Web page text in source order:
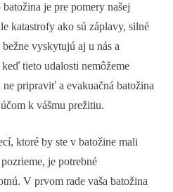
je pre pomery našej
katastrofy ako sú záplavy, silné
vyskytujú aj u nás a
tieto udalosti nemôžeme
pripraviť a evakuačná batožina
k vášmu prežitiu.
ktoré by ste v batožine mali
je potrebné
V prvom rade vaša batožina